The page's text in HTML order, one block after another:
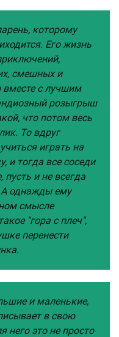
которому
Его жизнь
смешных и
вместе с лучшим
розыгрыш
что потом весь
То вдруг
играть на
и тогда все соседи
и не всегда
А однажды ему
смысле
"гора с плеч",
перенести
и маленькие,
в свою
него это не просто